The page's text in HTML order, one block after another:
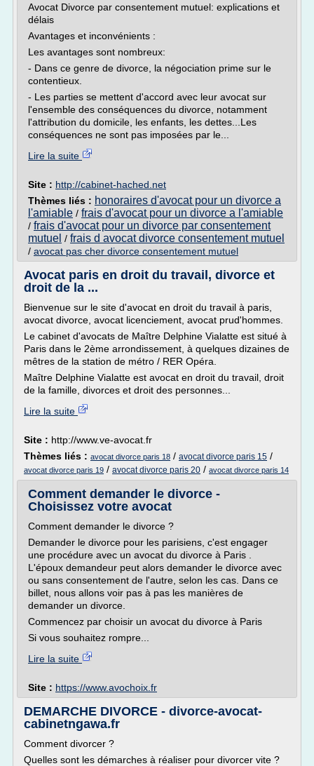
Avocat Divorce par consentement mutuel: explications et
délais
Avantages et inconvénients :
Les avantages sont nombreux:
- Dans ce genre de divorce, la négociation prime sur le
contentieux.
- Les parties se mettent d'accord avec leur avocat sur
l'ensemble des conséquences du divorce, notamment
l'attribution du domicile, les enfants, les dettes...Les
conséquences ne sont pas imposées par le...
Lire la suite
Site : http://cabinet-hached.net
Thèmes liés : honoraires d'avocat pour un divorce a
l'amiable / frais d'avocat pour un divorce a l'amiable
/ frais d'avocat pour un divorce par consentement
mutuel / frais d avocat divorce consentement mutuel
/ avocat pas cher divorce consentement mutuel
Avocat paris en droit du travail, divorce et
droit de la ...
Bienvenue sur le site d'avocat en droit du travail à paris,
avocat divorce, avocat licenciement, avocat prud'hommes.
Le cabinet d'avocats de Maître Delphine Vialatte est situé à
Paris dans le 2ème arrondissement, à quelques dizaines de
mêtres de la station de métro / RER Opéra.
Maître Delphine Vialatte est avocat en droit du travail, droit
de la famille, divorces et droit des personnes...
Lire la suite
Site : http://www.ve-avocat.fr
Thèmes liés : avocat divorce paris 18 / avocat divorce paris 15 /
avocat divorce paris 19 / avocat divorce paris 20 / avocat divorce paris 14
Comment demander le divorce -
Choisissez votre avocat
Comment demander le divorce ?
Demander le divorce pour les parisiens, c'est engager
une procédure avec un avocat du divorce à Paris .
L'époux demandeur peut alors demander le divorce avec
ou sans consentement de l'autre, selon les cas. Dans ce
billet, nous allons voir pas à pas les manières de
demander un divorce.
Commencez par choisir un avocat du divorce à Paris
Si vous souhaitez rompre...
Lire la suite
Site : https://www.avochoix.fr
DEMARCHE DIVORCE - divorce-avocat-
cabinetngawa.fr
Comment divorcer ?
Quelles sont les démarches à réaliser pour divorcer vite ?